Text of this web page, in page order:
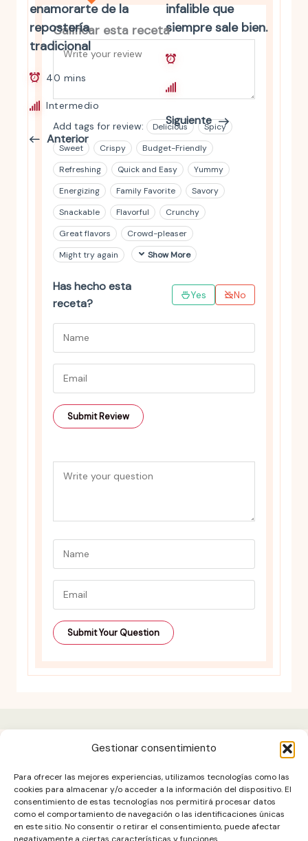
Gestionar consentimiento
Para ofrecer las mejores experiencias, utilizamos tecnologías como las
cookies para almacenar y/o acceder a la información del dispositivo. El
consentimiento de estas tecnologías nos permitirá procesar datos
como el comportamiento de navegación o las identificaciones únicas
en este sitio. No consentir o retirar el consentimiento, puede afectar
enamorarte de la
repostería
tradicional
40 mins
Intermedio
Anterior
infalible que
siempre sale bien.
Siguiente
Calificar esta receta
Add tags for review: Delicious
Spicy
Sweet
Crispy
Budget-Friendly
Refreshing
Quick and Easy
Yummy
Energizing
Family Favorite
Savory
Snackable
Flavorful
Crunchy
Great flavors
Crowd-pleaser
Might try again
Show More
Has hecho esta
receta?
Yes No
Aviso legal
Contacto
DESCARGO DE RESPONSABILIDAD
Política de cookies (UE)